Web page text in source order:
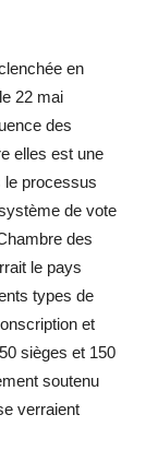
en
22 mai
des
elles est une
le processus
de vote
des
le pays
types de
et
sièges et 150
soutenu
verraient